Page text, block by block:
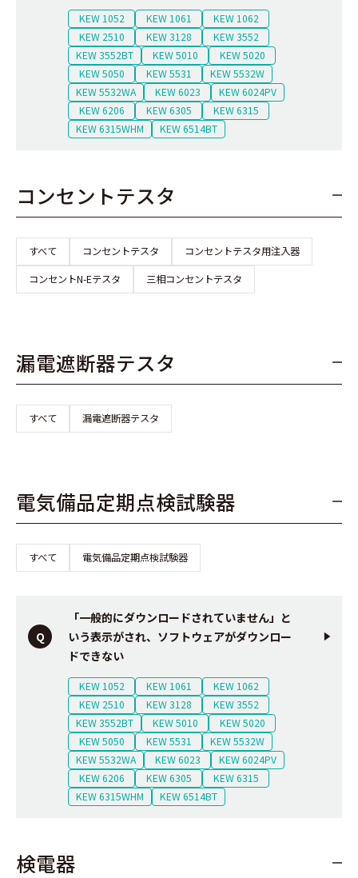
KEW 1052 KEW 1061
KEW 1062
KEW 2510
KEW 3128
KEW 3552
KEW 3552BT
KEW 5010
KEW 5020
KEW 5050
KEW 5531
KEW 5532W
KEW 5532WA
KEW 6023
KEW 6024PV
KEW 6206
KEW 6305
KEW 6315
KEW 6315WHM
KEW 6514BT
コンセントテスタ
すべて コンセントテスタ
コンセントテスタ用注入器
コンセントN-Eテスタ
三相コンセントテスタ
漏電遮断器テスタ
すべて 漏電遮断器テスタ
電気備品定期点検試験器
すべて 電気備品定期点検試験器
「一般的にダウンロードされていません」と
いう表示がされ、ソフトウェアがダウンロー
ドできない
KEW 1052 KEW 1061
KEW 1062
KEW 2510
KEW 3128
KEW 3552
KEW 3552BT
KEW 5010
KEW 5020
KEW 5050
KEW 5531
KEW 5532W
KEW 5532WA
KEW 6023
KEW 6024PV
KEW 6206
KEW 6305
KEW 6315
KEW 6315WHM
KEW 6514BT
検電器